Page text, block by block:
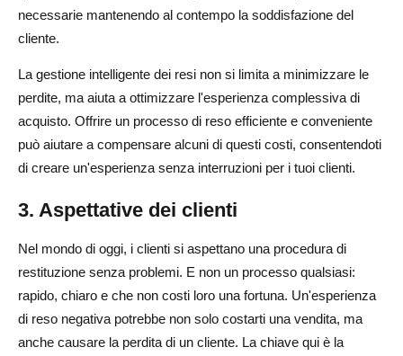
necessarie mantenendo al contempo la soddisfazione del
cliente.
La gestione intelligente dei resi non si limita a minimizzare le
perdite, ma aiuta a ottimizzare l'esperienza complessiva di
acquisto. Offrire un processo di reso efficiente e conveniente
può aiutare a compensare alcuni di questi costi, consentendoti
di creare un'esperienza senza interruzioni per i tuoi clienti.
3. Aspettative dei clienti
Nel mondo di oggi, i clienti si aspettano una procedura di
restituzione senza problemi. E non un processo qualsiasi:
rapido, chiaro e che non costi loro una fortuna. Un'esperienza
di reso negativa potrebbe non solo costarti una vendita, ma
anche causare la perdita di un cliente. La chiave qui è la